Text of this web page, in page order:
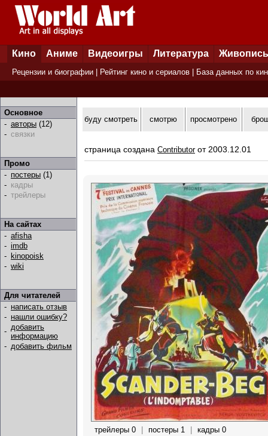
Кино Аниме Видеоигры Литература Живопись
Рецензии и биографии Рейтинг кино и сериалов База данных по
Основное
- авторы (12)
- связки
Промо
- постеры (1)
- кадры
- трейлеры
На сайтах
- afisha
- imdb
- kinopoisk
- wiki
Для читателей
- написать отзыв
- нашли ошибку?
- добавить
информацию
- добавить фильм
буду смотреть смотрю просмотрено
страница создана Contributorот 2003.12.01
трейлеры 0 постеры 1 кадры 0